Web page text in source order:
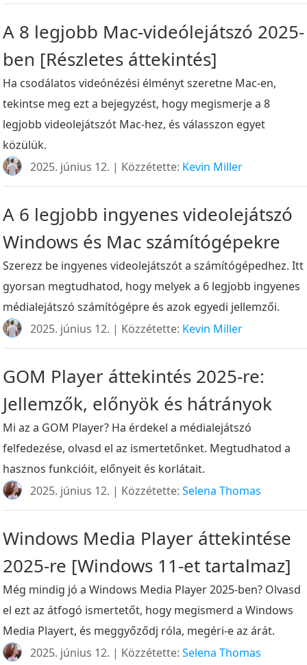
A 8 legjobb Mac-videólejátszó 2025-
ben [Részletes áttekintés]
Ha csodálatos videónézési élményt szeretne Mac-en,
tekintse meg ezt a bejegyzést, hogy megismerje a 8
legjobb videolejátszót Mac-hez, és válasszon egyet
közülük.
2025. június 12. | Közzétette: Kevin Miller
A 6 legjobb ingyenes videolejátszó
Windows és Mac számítógépekre
Szerezz be ingyenes videolejátszót a számítógépedhez. Itt
gyorsan megtudhatod, hogy melyek a 6 legjobb ingyenes
médialejátszó számítógépre és azok egyedi jellemzői.
2025. június 12. | Közzétette: Kevin Miller
GOM Player áttekintés 2025-re:
Jellemzők, előnyök és hátrányok
Mi az a GOM Player? Ha érdekel a médialejátszó
felfedezése, olvasd el az ismertetőnket. Megtudhatod a
hasznos funkcióit, előnyeit és korlátait.
2025. június 12. | Közzétette:Selena Thomas
Windows Media Player áttekintése
2025-re [Windows 11-et tartalmaz]
Még mindig jó a Windows Media Player 2025-ben? Olvasd
el ezt az átfogó ismertetőt, hogy megismerd a Windows
Media Playert, és meggyőződj róla, megéri-e az árát.
2025. június 12. | Közzétette:Selena Thomas